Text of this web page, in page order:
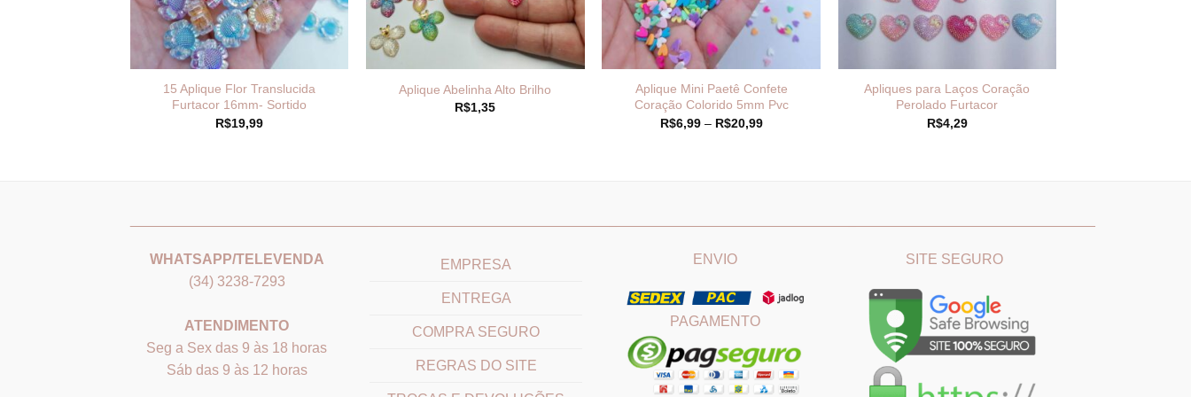
15 Aplique Flor Translucida
Furtacor 16mm- Sortido
R$19,99
Aplique Abelinha Alto Brilho
R$1,35
Aplique Mini Paetê Confete
Coração Colorido 5mm Pvc
R$6,99 – R$20,99Faixa
Apliques para Laços Coração
Perolado Furtacor
R$4,29
WHATSAPP/TELEVENDA
(34) 3238-7293
ATENDIMENTO
Seg a Sex das 9 às 18 horas
Sáb das 9 às 12 horas
EMPRESA
ENTREGA
COMPRA SEGURO
REGRAS DO SITE
ENVIO
PAGAMENTO
SITE SEGURO